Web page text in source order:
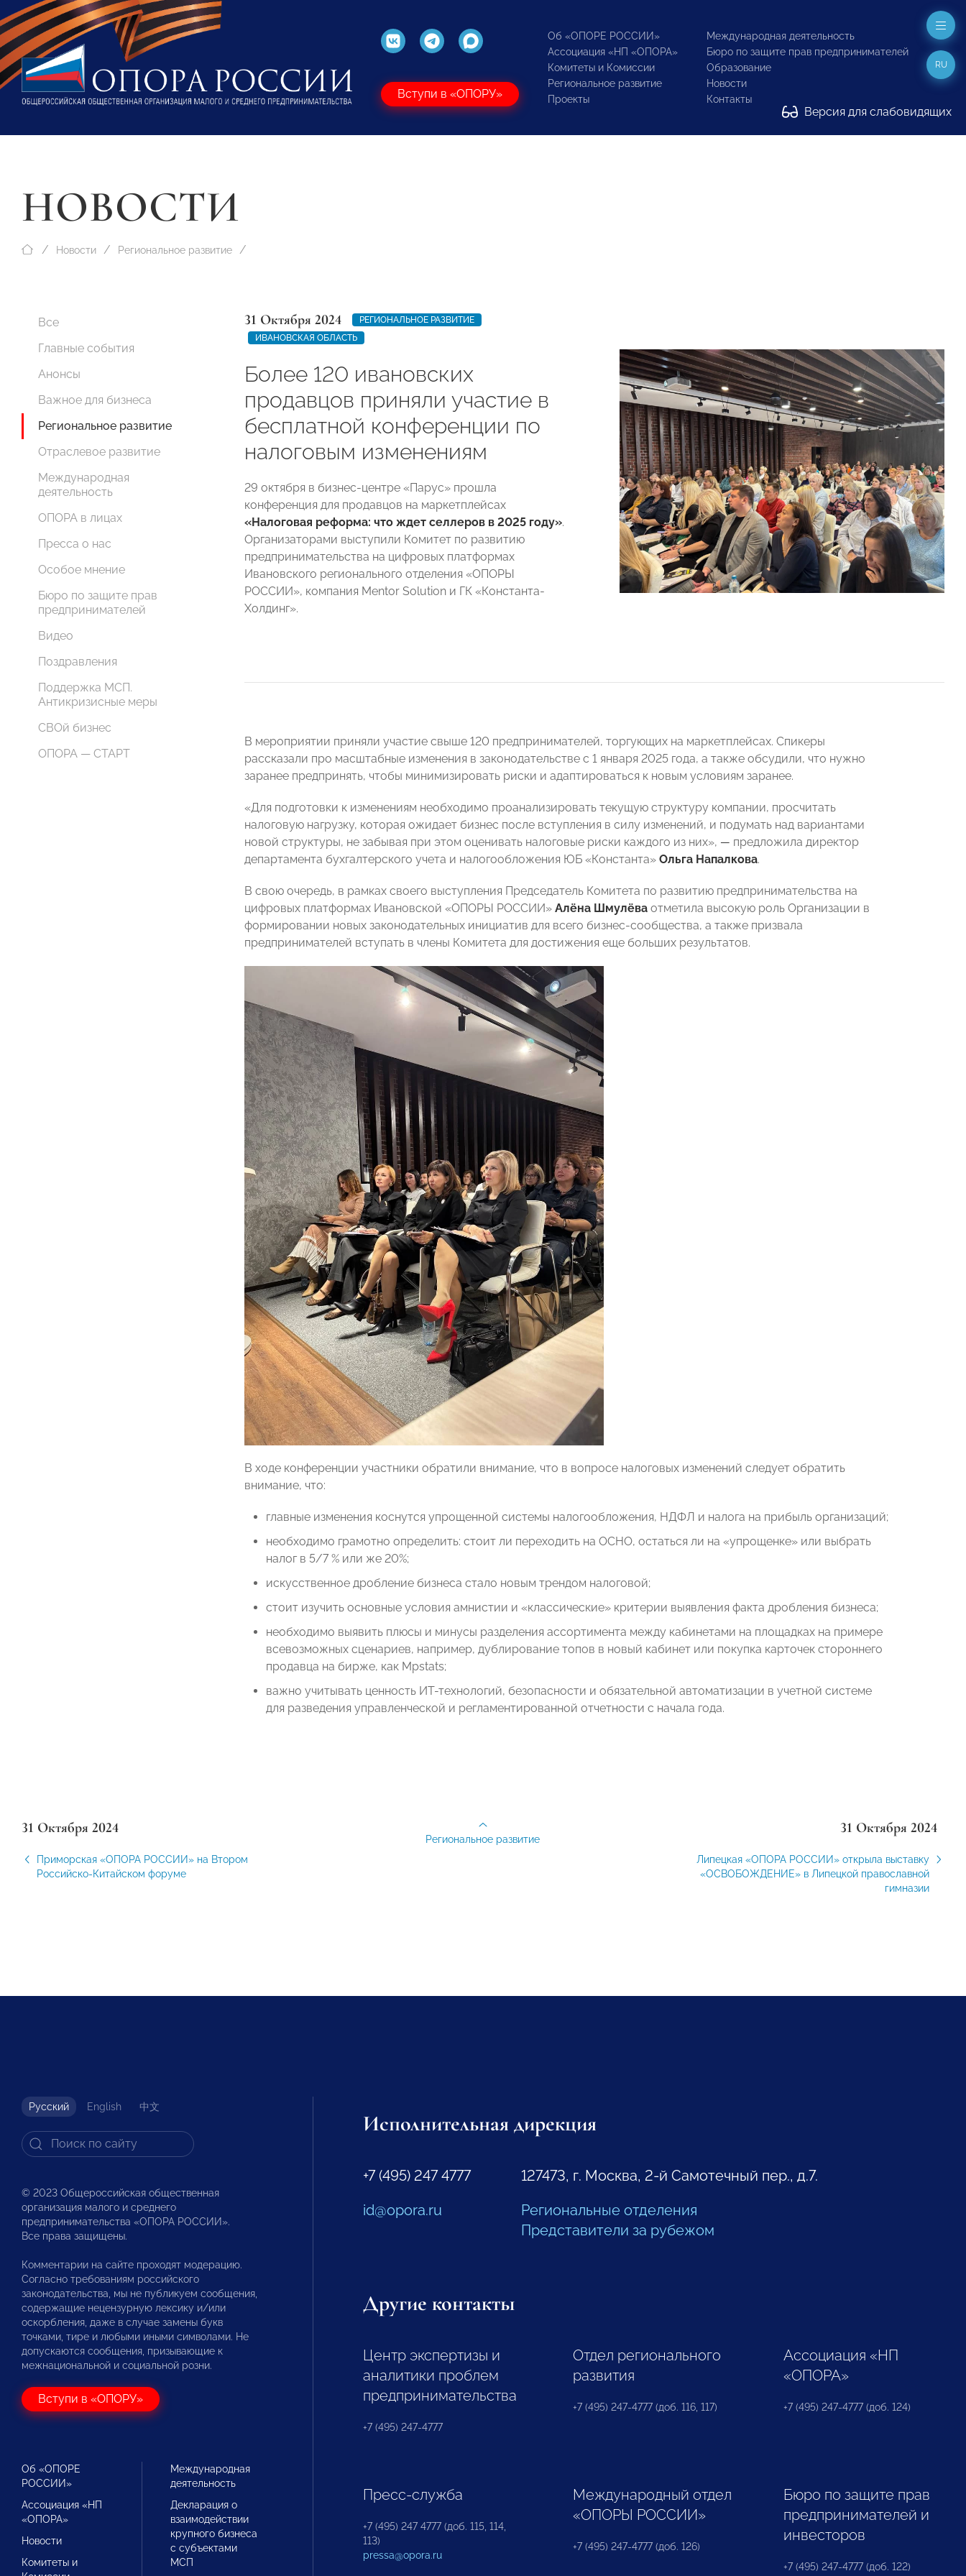
Вступи в «ОПОРУ»
Об «ОПОРЕ РОССИИ»
Ассоциация «НП «ОПОРА»
Комитеты и Комиссии
Региональное развитие
Проекты
Международная деятельность
Бюро по защите прав предпринимателей
Образование
Новости
Контакты
Версия для слабовидящих
RU
НОВОСТИ
Новости Региональное развитие
Все
Главные события
Анонсы
Важное для бизнеса
Региональное развитие
Отраслевое развитие
Международная
деятельность
ОПОРА в лицах
Пресса о нас
Особое мнение
Бюро по защите прав
предпринимателей
Видео
Поздравления
Поддержка МСП.
Антикризисные меры
СВОй бизнес
ОПОРА — СТАРТ
31 Октября 2024
РЕГИОНАЛЬНОЕ РАЗВИТИЕ
ИВАНОВСКАЯ ОБЛАСТЬ
Более 120 ивановских
продавцов приняли участие в
бесплатной конференции по
налоговым изменениям
29 октября в бизнес-центре «Парус» прошла
конференция для продавцов на маркетплейсах
«Налоговая реформа: что ждет селлеров в 2025 году».
Организаторами выступили Комитет по развитию
предпринимательства на цифровых платформах
Ивановского регионального отделения «ОПОРЫ
РОССИИ», компания Mentor Solution и ГК «Константа-
Холдинг».
В мероприятии приняли участие свыше 120 предпринимателей, торгующих на маркетплейсах. Спикеры
рассказали про масштабные изменения в законодательстве с 1 января 2025 года, а также обсудили, что нужно
заранее предпринять, чтобы минимизировать риски и адаптироваться к новым условиям заранее.
«Для подготовки к изменениям необходимо проанализировать текущую структуру компании, просчитать
налоговую нагрузку, которая ожидает бизнес после вступления в силу изменений, и подумать над вариантами
новой структуры, не забывая при этом оценивать налоговые риски каждого из них», — предложила директор
департамента бухгалтерского учета и налогообложения ЮБ «Константа» Ольга Напалкова.
В свою очередь, в рамках своего выступления Председатель Комитета по развитию предпринимательства на
цифровых платформах Ивановской «ОПОРЫ РОССИИ» Алёна Шмулёва отметила высокую роль Организации в
формировании новых законодательных инициатив для всего бизнес-сообщества, а также призвала
предпринимателей вступать в члены Комитета для достижения еще больших результатов.
В ходе конференции участники обратили внимание, что в вопросе налоговых изменений следует обратить
внимание, что:
главные изменения коснутся упрощенной системы налогообложения, НДФЛ и налога на прибыль организаций;
необходимо грамотно определить: стоит ли переходить на ОСНО, остаться ли на «упрощенке» или выбрать
налог в 5/7 % или же 20%;
искусственное дробление бизнеса стало новым трендом налоговой;
стоит изучить основные условия амнистии и «классические» критерии выявления факта дробления бизнеса;
необходимо выявить плюсы и минусы разделения ассортимента между кабинетами на площадках на примере
всевозможных сценариев, например, дублирование топов в новый кабинет или покупка карточек стороннего
продавца на бирже, как Mpstats;
важно учитывать ценность ИТ-технологий, безопасности и обязательной автоматизации в учетной системе
для разведения управленческой и регламентированной отчетности с начала года.
31 Октября 2024
Приморская «ОПОРА РОССИИ» на Втором
Российско-Китайском форуме
31 Октября 2024
Липецкая «ОПОРА РОССИИ» открыла выставку
«ОСВОБОЖДЕНИЕ» в Липецкой православной
гимназии
Региональное развитие
Русский English 中文
© 2023 Общероссийская общественная
организация малого и среднего
предпринимательства «ОПОРА РОССИИ».
Все права защищены.
Комментарии на сайте проходят модерацию.
Согласно требованиям российского
законодательства, мы не публикуем сообщения,
содержащие нецензурную лексику и/или
оскорбления, даже в случае замены букв
точками, тире и любыми иными символами. Не
допускаются сообщения, призывающие к
межнациональной и социальной розни.
Вступи в «ОПОРУ»
Об «ОПОРЕ
РОССИИ»
Ассоциация «НП
«ОПОРА»
Новости
Комитеты и
Международная
деятельность
Декларация о
взаимодействии
крупного бизнеса
с субъектами
МСП
Исполнительная дирекция
+7 (495) 247 4777
id@opora.ru
127473, г. Москва, 2-й Самотечный пер., д.7.
Региональные отделения
Представители за рубежом
Другие контакты
Центр экспертизы и
аналитики проблем
предпринимательства
+7 (495) 247-4777
Отдел регионального
развития
+7 (495) 247-4777 (доб. 116, 117)
Ассоциация «НП
«ОПОРА»
+7 (495) 247-4777 (доб. 124)
Пресс-служба
+7 (495) 247 4777 (доб. 115, 114,
113)
pressa@opora.ru
Международный отдел
«ОПОРЫ РОССИИ»
+7 (495) 247-4777 (доб. 126)
Бюро по защите прав
предпринимателей и
инвесторов
+7 (495) 247-4777 (доб. 122)